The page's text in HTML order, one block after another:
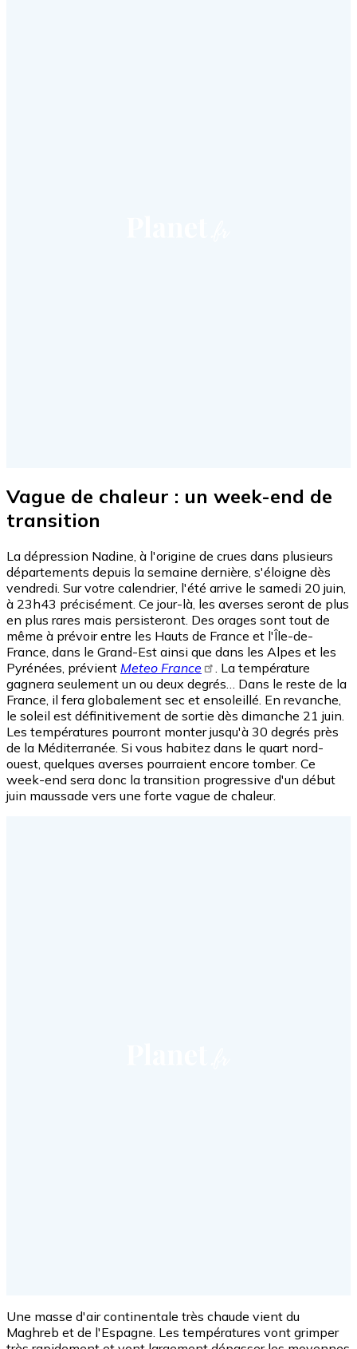
Vague de chaleur : un week-end de
transition
La dépression Nadine, à l'origine de crues dans plusieurs
départements depuis la semaine dernière, s'éloigne dès
vendredi. Sur votre calendrier, l'été arrive le samedi 20 juin,
à 23h43 précisément. Ce jour-là, les averses seront de plus
en plus rares mais persisteront. Des orages sont tout de
même à prévoir entre les Hauts de France et l'Île-de-
France, dans le Grand-Est ainsi que dans les Alpes et les
Pyrénées, prévient Meteo France
. La température
gagnera seulement un ou deux degrés… Dans le reste de la
France, il fera globalement sec et ensoleillé. En revanche,
le soleil est définitivement de sortie dès dimanche 21 juin.
Les températures pourront monter jusqu'à 30 degrés près
de la Méditerranée. Si vous habitez dans le quart nord-
ouest, quelques averses pourraient encore tomber. Ce
week-end sera donc la transition progressive d'un début
juin maussade vers une forte vague de chaleur.
Une masse d'air continentale très chaude vient du
Maghreb et de l'Espagne. Les températures vont grimper